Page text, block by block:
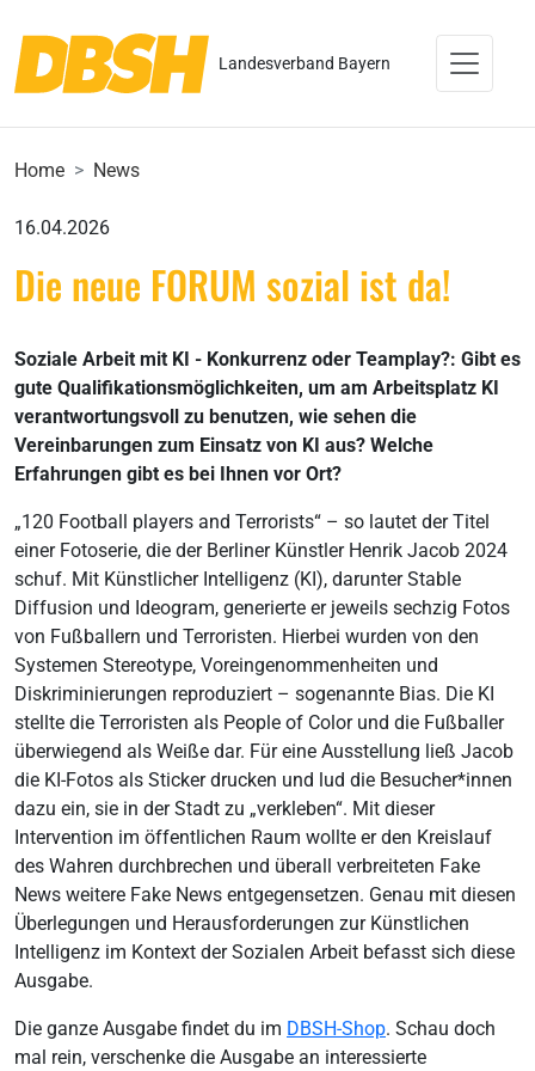
Landesverband Bayern
Home News
16.04.2026
Die neue FORUM sozial ist da!
Soziale Arbeit mit KI - Konkurrenz oder Teamplay?: Gibt es
gute Qualifikationsmöglichkeiten, um am Arbeitsplatz KI
verantwortungsvoll zu benutzen, wie sehen die
Vereinbarungen zum Einsatz von KI aus? Welche
Erfahrungen gibt es bei Ihnen vor Ort?
„120 Football players and Terrorists“ – so lautet der Titel
einer Fotoserie, die der Berliner Künstler Henrik Jacob 2024
schuf. Mit Künstlicher Intelligenz (KI), darunter Stable
Diffusion und Ideogram, generierte er jeweils sechzig Fotos
von Fußballern und Terroristen. Hierbei wurden von den
Systemen Stereotype, Voreingenommenheiten und
Diskriminierungen reproduziert – sogenannte Bias. Die KI
stellte die Terroristen als People of Color und die Fußballer
überwiegend als Weiße dar. Für eine Ausstellung ließ Jacob
die KI-Fotos als Sticker drucken und lud die Besucher*innen
dazu ein, sie in der Stadt zu „verkleben“. Mit dieser
Intervention im öffentlichen Raum wollte er den Kreislauf
des Wahren durchbrechen und überall verbreiteten Fake
News weitere Fake News entgegensetzen. Genau mit diesen
Überlegungen und Herausforderungen zur Künstlichen
Intelligenz im Kontext der Sozialen Arbeit befasst sich diese
Ausgabe.
Die ganze Ausgabe findet du im DBSH-Shop. Schau doch
mal rein, verschenke die Ausgabe an interessierte